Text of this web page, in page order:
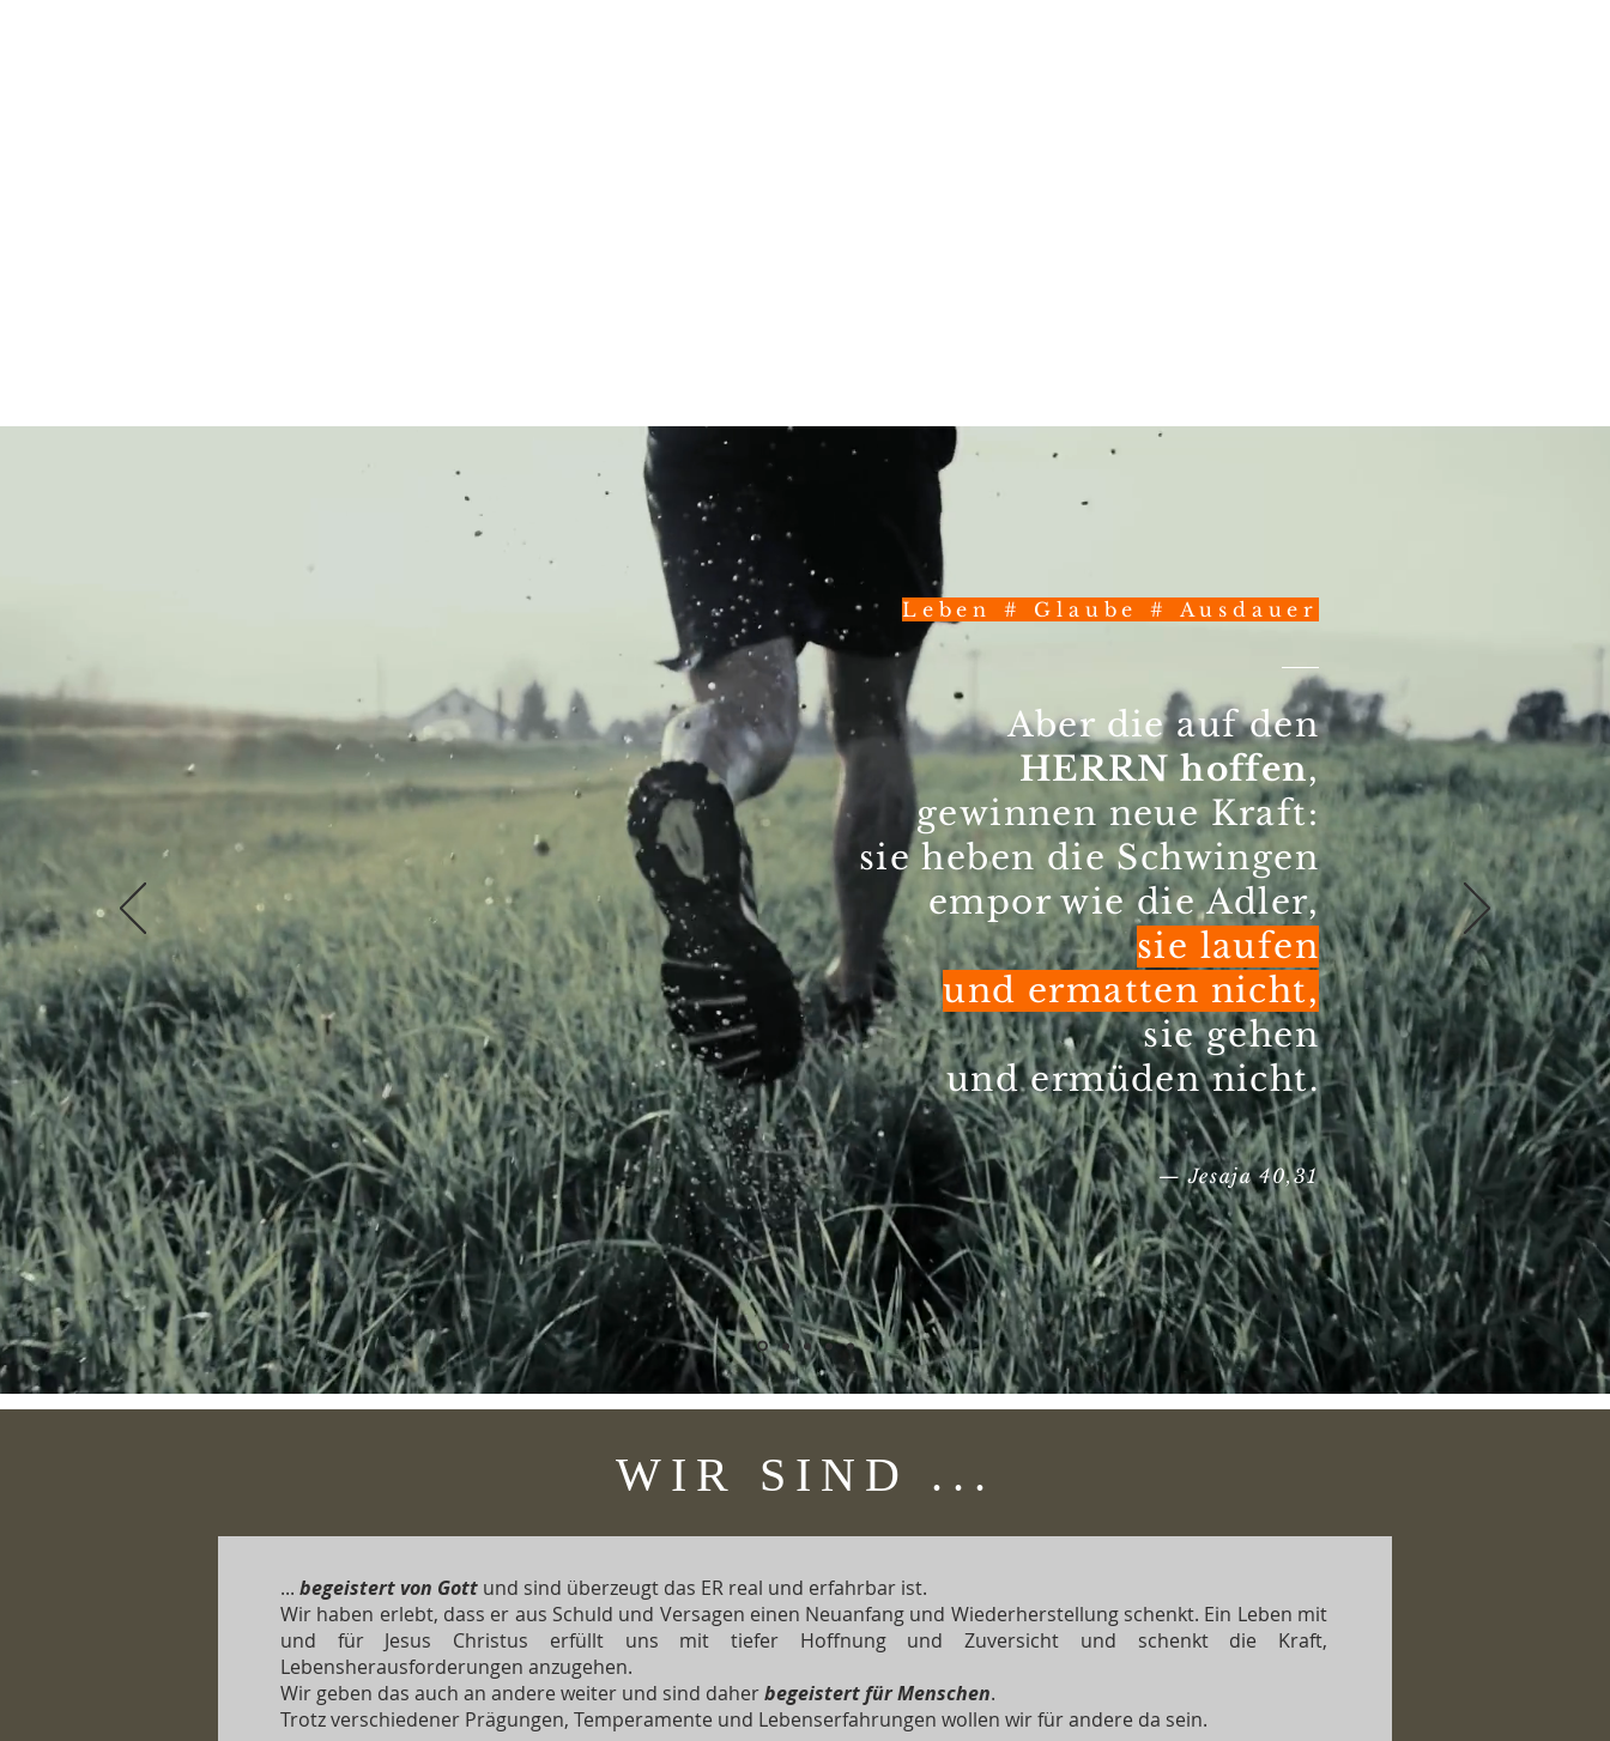
Leben # Glaube # Ausdauer
Aber die auf den
HERRN hoffen,
gewinnen neue Kraft:
sie heben die Schwingen
empor wie die Adler,
sie laufen
und ermatten nicht,
sie gehen
und ermüden nicht.
— Jesaja 40,31
WIR SIND ...
... begeistert von Gott und sind überzeugt das ER real und erfahrbar ist.
Wir haben erlebt, dass er aus Schuld und Versagen einen Neuanfang und Wiederherstellung schenkt. Ein Leben mit
und für Jesus Christus erfüllt uns mit tiefer Hoffnung und Zuversicht und schenkt die Kraft,
Lebensherausforderungen anzugehen.
Wir geben das auch an andere weiter und sind daherbegeistert für Menschen.
Trotz verschiedener Prägungen, Temperamente und Lebenserfahrungen wollen wir für andere da sein.